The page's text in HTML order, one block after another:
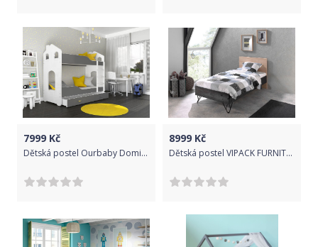
7999 Kč
Dětská postel Ourbaby Dominik 180x80 cm
8999 Kč
Dětská postel VIPACK FURNITURE William přírodní šedá 200x90 cm